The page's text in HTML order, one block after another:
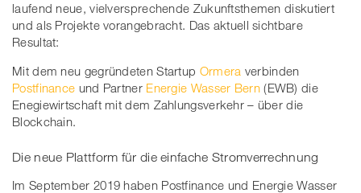
laufend neue, vielversprechende Zukunftsthemen diskutiert
und als Projekte vorangebracht. Das aktuell sichtbare
Resultat:
Mit dem neu gegründeten Startup Ormera verbinden
Postfinance und Partner Energie Wasser Bern(EWB) die
Enegiewirtschaft mit dem Zahlungsverkehr – über die
Blockchain.
Die neue Plattform für die einfache Stromverrechnung
Im September 2019 haben Postfinance und Energie Wasser